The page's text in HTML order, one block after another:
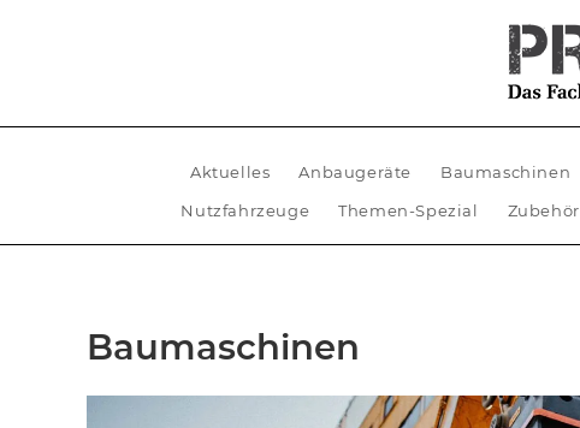
Aktuelles Anbaugeräte Baumaschinen
Nutzfahrzeuge
Themen-Spezial Zubehör
Baumaschinen